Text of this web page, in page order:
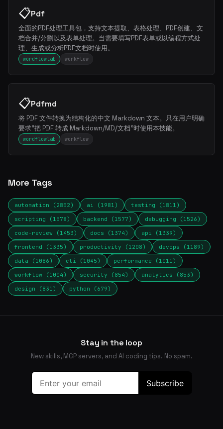
📋Pdf
全面的PDF处理工具包，支持文本提取、表格处理、PDF创建、文
档合并/分割以及表单处理。当需要填写PDF表单或以编程方式处
理、生成或分析PDF文档时使用。
wordflowlab workflow
📋Pdfmd
将 PDF 文件转换为结构化的中文 Markdown 文本。只在用户明确
要求“把 PDF 转成 Markdown/MD/文档”时使用本技能。
wordflowlab workflow
More Tags
automation (2852) ai (1981)
testing (1811)
scripting (1578)
backend (1577)
debugging (1526)
code-review (1453)
docs (1374)
api (1339)
frontend (1335)
productivity (1208)
devops (1189)
data (1086)
cli (1045)
performance (1011)
workflow (1004)
security (854)
analytics (853)
design (831)
python (679)
Stay in the loop
New skills, MCP servers, and AI coding tips. No spam.